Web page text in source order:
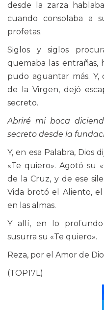
desde la zarza
cuando consolaba a
profetas.
Siglos y siglos
quemaba las
pudo aguantar más.
de la Virgen, dejó
secreto.
Abriré mi boca
secreto desde la
Y, en esa Palabra, Dios
«Te quiero». Agotó su
de la Cruz, y de ese
Vida brotó el Aliento,
en las almas.
Y allí, en lo
susurra su «Te quiero».
Reza, por el Amor de
(TOP17L)